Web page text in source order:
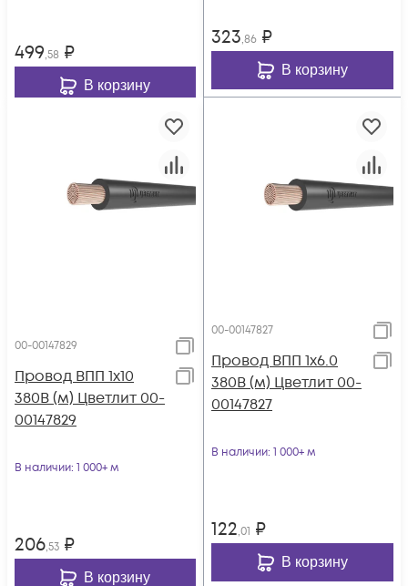
499,58 ₽
В корзину
323,86 ₽
В корзину
00-00147829
Провод ВПП 1х10
380В (м) Цветлит 00-
00147829
В наличии: 1 000+ м
206,53 ₽
В корзину
00-00147827
Провод ВПП 1х6.0
380В (м) Цветлит 00-
00147827
В наличии: 1 000+ м
122,01 ₽
В корзину